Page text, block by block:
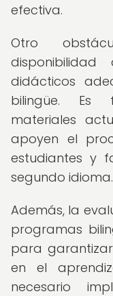
efectiva.
Otro
didácticos
bilingüe. Es
materiales
apoyen el
estudiantes y
segundo idioma.
Además, la
programas
para
en el
necesario